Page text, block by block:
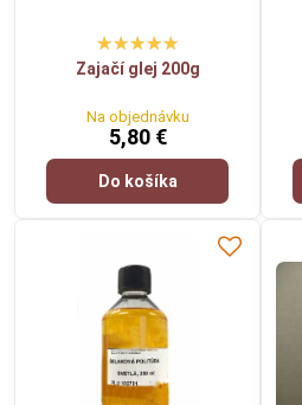
Zajačí glej 200g
Na objednávku
5,80 €
Do košíka